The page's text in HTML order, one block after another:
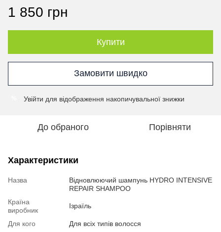
1 850 грн
Купити
Замовити швидко
Увійти для відображення накопичувальної знижки
До обраного Порівняти
Характеристики
Назва
Відновлюючий шампунь HYDRO INTENSIVE
REPAIR SHAMPOO
Країна
виробник
Ізраїль
Для кого
Для всіх типів волосся